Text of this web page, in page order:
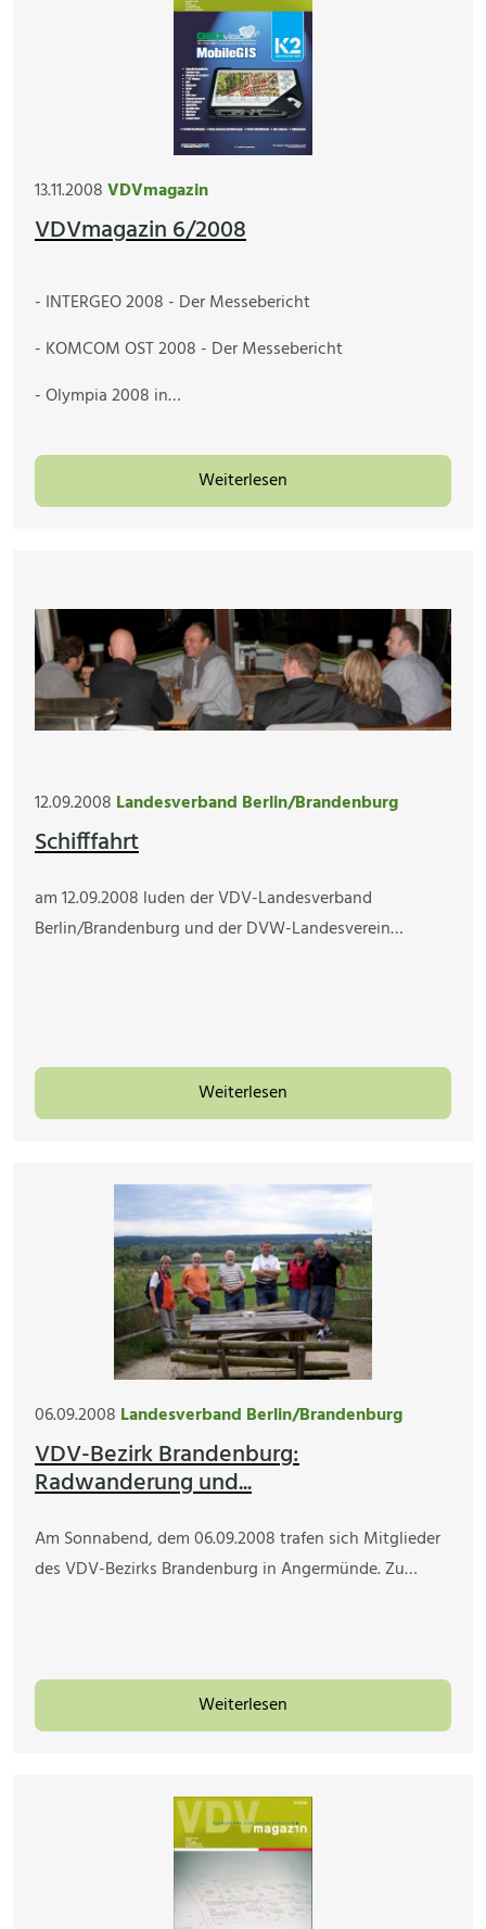
13.11.2008VDVmagazin
VDVmagazin 6/2008
- INTERGEO 2008 - Der Messebericht
- KOMCOM OST 2008 - Der Messebericht
- Olympia 2008 in…
Weiterlesen
12.09.2008 Landesverband Berlin/Brandenburg
Schifffahrt
am 12.09.2008 luden der VDV-Landesverband
Berlin/Brandenburg und der DVW-Landesverein…
Weiterlesen
06.09.2008 Landesverband Berlin/Brandenburg
VDV-Bezirk Brandenburg:
Radwanderung und...
Am Sonnabend, dem 06.09.2008 trafen sich Mitglieder
des VDV-Bezirks Brandenburg in Angermünde. Zu…
Weiterlesen